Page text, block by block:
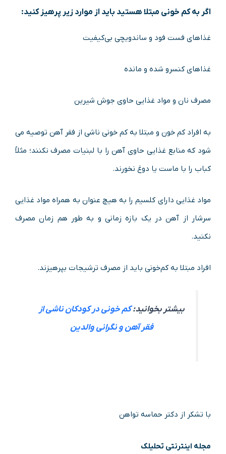
اگر به کم خونی مبتلا هستید باید از موارد زیر پرهیز کنید:
غذاهای فست ‌فود و ساندویچی بی‌کیفیت
غذاهای کنسرو شده و مانده
مصرف نان و مواد غذایی حاوی جوش‌ شیرین
به افراد کم‌ خون و مبتلا به کم‌ خونی ناشی از فقر آهن توصیه می
‌شود که منابع غذایی حاوی آهن را با لبنیات مصرف نکنند؛ مثلاً
کباب را با ماست یا دوغ نخورند.
مواد غذایی دارای کلسیم را به ‌هیچ ‌عنوان به همراه مواد غذایی
سرشار از آهن در یک بازه زمانی و به‌ طور هم‌ زمان مصرف
نکنید.
افراد مبتلا به کم‌خونی باید از مصرف ترشیجات بپرهیزند.
بیشتر بخوانید:کم خونی در کودکان ناشی از
فقر آهن و نگرانی والدین
با تشکر از دکتر حماسه تواهن
مجله اینترنتی تحلیلک